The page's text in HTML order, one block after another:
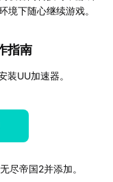
境下随心继续游戏。
指南
UU加速器。
尽帝国2并添加。